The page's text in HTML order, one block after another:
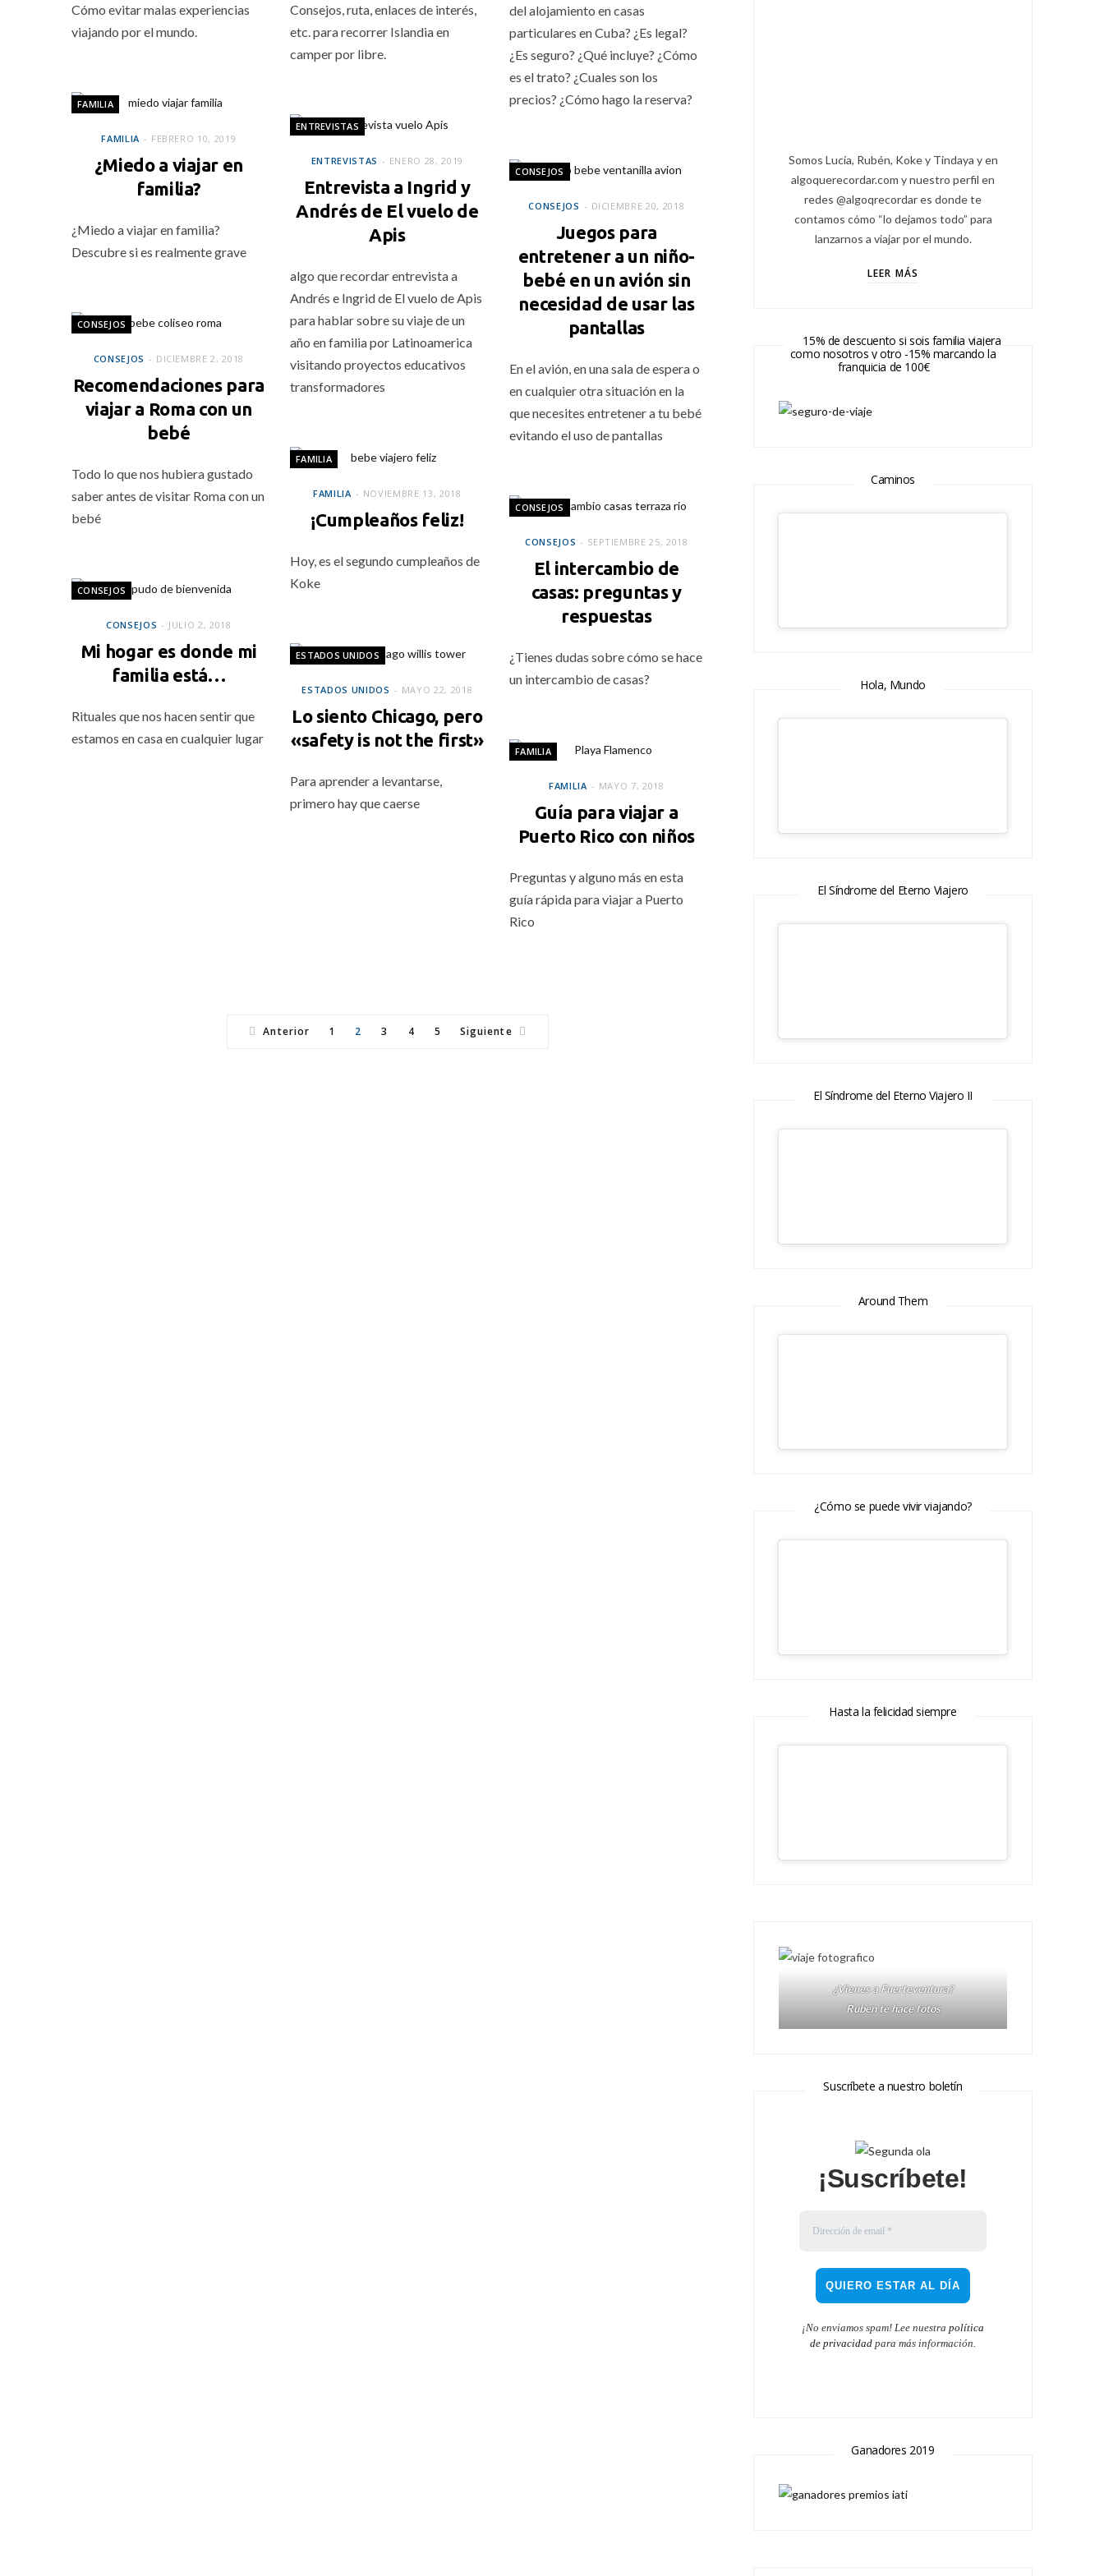
Cómo evitar malas experiencias
viajando por el mundo.
Consejos, ruta, enlaces de interés,
etc. para recorrer Islandia en
camper por libre.
del alojamiento en casas
particulares en Cuba? ¿Es legal?
¿Es seguro? ¿Qué incluye? ¿Cómo
es el trato? ¿Cuales son los
precios? ¿Cómo hago la reserva?
FAMILIA
FAMILIA FEBRERO 10, 2019
¿Miedo a viajar en
familia?
¿Miedo a viajar en familia?
Descubre si es realmente grave
ENTREVISTAS
ENTREVISTAS ENERO 28, 2019
Entrevista a Ingrid y
Andrés de El vuelo de
Apis
algo que recordar entrevista a
Andrés e Ingrid de El vuelo de Apis
para hablar sobre su viaje de un
año en familia por Latinoamerica
visitando proyectos educativos
transformadores
CONSEJOS
CONSEJOS DICIEMBRE 20, 2018
Juegos para
entretener a un niño-
bebé en un avión sin
necesidad de usar las
pantallas
En el avión, en una sala de espera o
en cualquier otra situación en la
que necesites entretener a tu bebé
evitando el uso de pantallas
CONSEJOS
CONSEJOS DICIEMBRE 2, 2018
Recomendaciones para
viajar a Roma con un
bebé
Todo lo que nos hubiera gustado
saber antes de visitar Roma con un
bebé
FAMILIA
FAMILIA NOVIEMBRE 13, 2018
¡Cumpleaños feliz!
Hoy, es el segundo cumpleaños de
Koke
CONSEJOS
CONSEJOS SEPTIEMBRE 25, 2018
El intercambio de
casas: preguntas y
respuestas
¿Tienes dudas sobre cómo se hace
un intercambio de casas?
CONSEJOS
CONSEJOS JULIO 2, 2018
Mi hogar es donde mi
familia está…
Rituales que nos hacen sentir que
estamos en casa en cualquier lugar
ESTADOS UNIDOS
ESTADOS UNIDOS MAYO 22, 2018
Lo siento Chicago, pero
«safety is not the first»
Para aprender a levantarse,
primero hay que caerse
FAMILIA
FAMILIA MAYO 7, 2018
Guía para viajar a
Puerto Rico con niños
Preguntas y alguno más en esta
guía rápida para viajar a Puerto
Rico
Anterior 1 2 3 4 5 Siguiente
Somos Lucía, Rubén, Koke y Tindaya y en
algoquerecordar.com y nuestro perfil en
redes @algoqrecordar es donde te
contamos cómo “lo dejamos todo” para
lanzarnos a viajar por el mundo.
LEER MÁS
15% de descuento si sois familia viajera
como nosotros y otro -15% marcando la
franquicia de 100€
Caminos
Hola, Mundo
El Síndrome del Eterno Viajero
El Síndrome del Eterno Viajero II
Around Them
¿Cómo se puede vivir viajando?
Hasta la felicidad siempre
¿Vienes a Fuerteventura?
Ruben te hace fotos
Suscríbete a nuestro boletín
¡Suscríbete!
¡No enviamos spam! Lee nuestra política
de privacidad para más información.
Ganadores 2019